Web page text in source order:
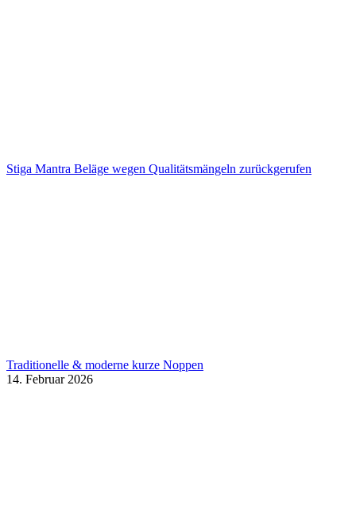
Stiga Mantra Beläge wegen Qualitätsmängeln zurückgerufen
Traditionelle & moderne kurze Noppen
14. Februar 2026